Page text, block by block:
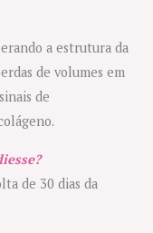
a estrutura da
de volumes em
de
de 30 dias da